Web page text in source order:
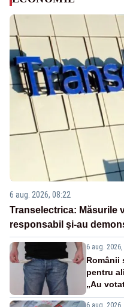
6 aug. 2026, 08:22
Transelectrica: Măsurile
responsabil şi-au
6 aug. 2026,
Românii
pentru
„Au
6 aug. 2026,